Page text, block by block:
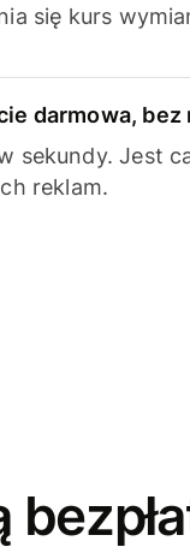
się kurs
darmowa, bez
sekundy. Jest
reklam.